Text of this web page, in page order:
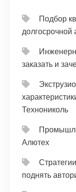
Подбор
долгосрочной
заказать и
Технониколь
Алютех
поднять